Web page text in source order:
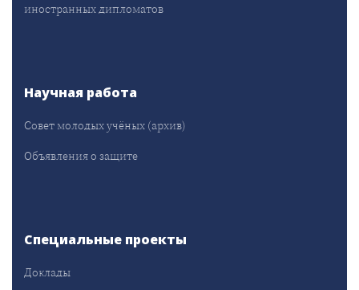
иностранных дипломатов
Научная работа
Совет молодых учёных (архив)
Объявления о защите
Специальные проекты
Доклады